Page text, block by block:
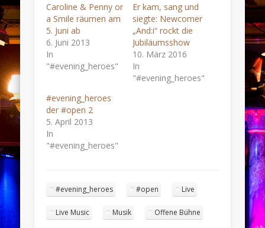
Caroline & Penny or
a Smile räumen am
5. Juni ab
6. Juni 2013
In
"#evening_heroes"
Er kam, sang und
siegte: Newcomer
„And:i“ rockt die
Jubiläumsshow
10. März 2016
In
"#evening_heroes"
#evening_heroes
der #open 2
5. April 2013
In
"#evening_heroes"
#evening_heroes #open Live
Live Music Musik Offene Bühne